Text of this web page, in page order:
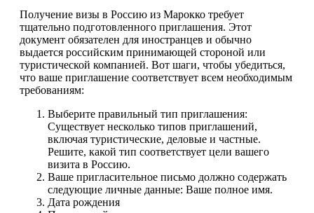
Получение визы в Россию из Марокко требует
тщательно подготовленного приглашения. Этот
документ обязателен для иностранцев и обычно
выдается российским принимающей стороной или
туристической компанией. Вот шаги, чтобы убедиться,
что ваше приглашение соответствует всем необходимым
требованиям:
Выберите правильный тип приглашения:
Существует несколько типов приглашений,
включая туристические, деловые и частные.
Решите, какой тип соответствует цели вашего
визита в Россию.
Ваше пригласительное письмо должно содержать
следующие личные данные: Ваше полное имя.
Дата рождения